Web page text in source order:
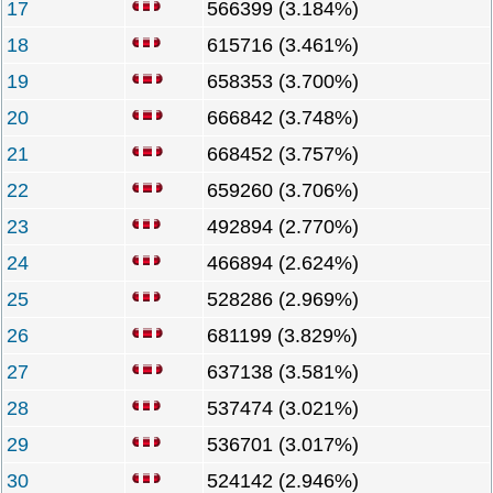
17
566399 (3.184%)
18
615716 (3.461%)
19
658353 (3.700%)
20
666842 (3.748%)
21
668452 (3.757%)
22
659260 (3.706%)
23
492894 (2.770%)
24
466894 (2.624%)
25
528286 (2.969%)
26
681199 (3.829%)
27
637138 (3.581%)
28
537474 (3.021%)
29
536701 (3.017%)
30
524142 (2.946%)